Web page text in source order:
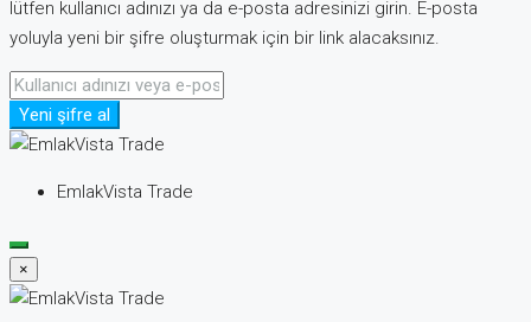
lütfen kullanıcı adınızı ya da e-posta adresinizi girin. E-posta
yoluyla yeni bir şifre oluşturmak için bir link alacaksınız.
Yeni şifre al
EmlakVista Trade
×